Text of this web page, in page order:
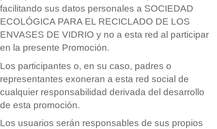
facilitando sus datos personales a SOCIEDAD
ECOLÓGICA PARA EL RECICLADO DE LOS
ENVASES DE VIDRIO y no a esta red al participar
en la presente Promoción.
Los participantes o, en su caso, padres o
representantes exoneran a esta red social de
cualquier responsabilidad derivada del desarrollo
de esta promoción.
Los usuarios serán responsables de sus propios